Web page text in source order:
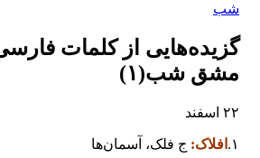
شب
️گزیده‌هایی از کلمات
مشق شب(۱)
۲۲ اسفند
۱. افلاک: ج فلک، آسمان‌ها